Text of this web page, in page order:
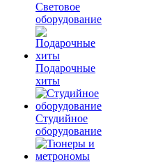
Световое
оборудование
Подарочные
хиты
Студийное
оборудование